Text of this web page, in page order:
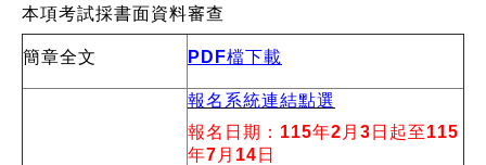
本項考試採書面資料審查
簡章全文 PDF檔下載
報名系統連結點選
報名日期：115年2月3日起至115
年7月14日